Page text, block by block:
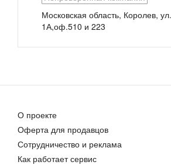
Вязаные джемпера
1 800,00 руб.
Джемперы женские
700,00 руб.
Московская область, Королев,
1А,оф.510 и 223
О проекте
Оферта для продавцов
Сотрудничество и реклама
Как работает сервис